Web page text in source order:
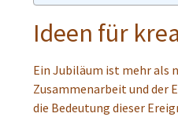
Ideen für
Ein Jubiläum ist mehr als
Zusammenarbeit und der
die Bedeutung dieser